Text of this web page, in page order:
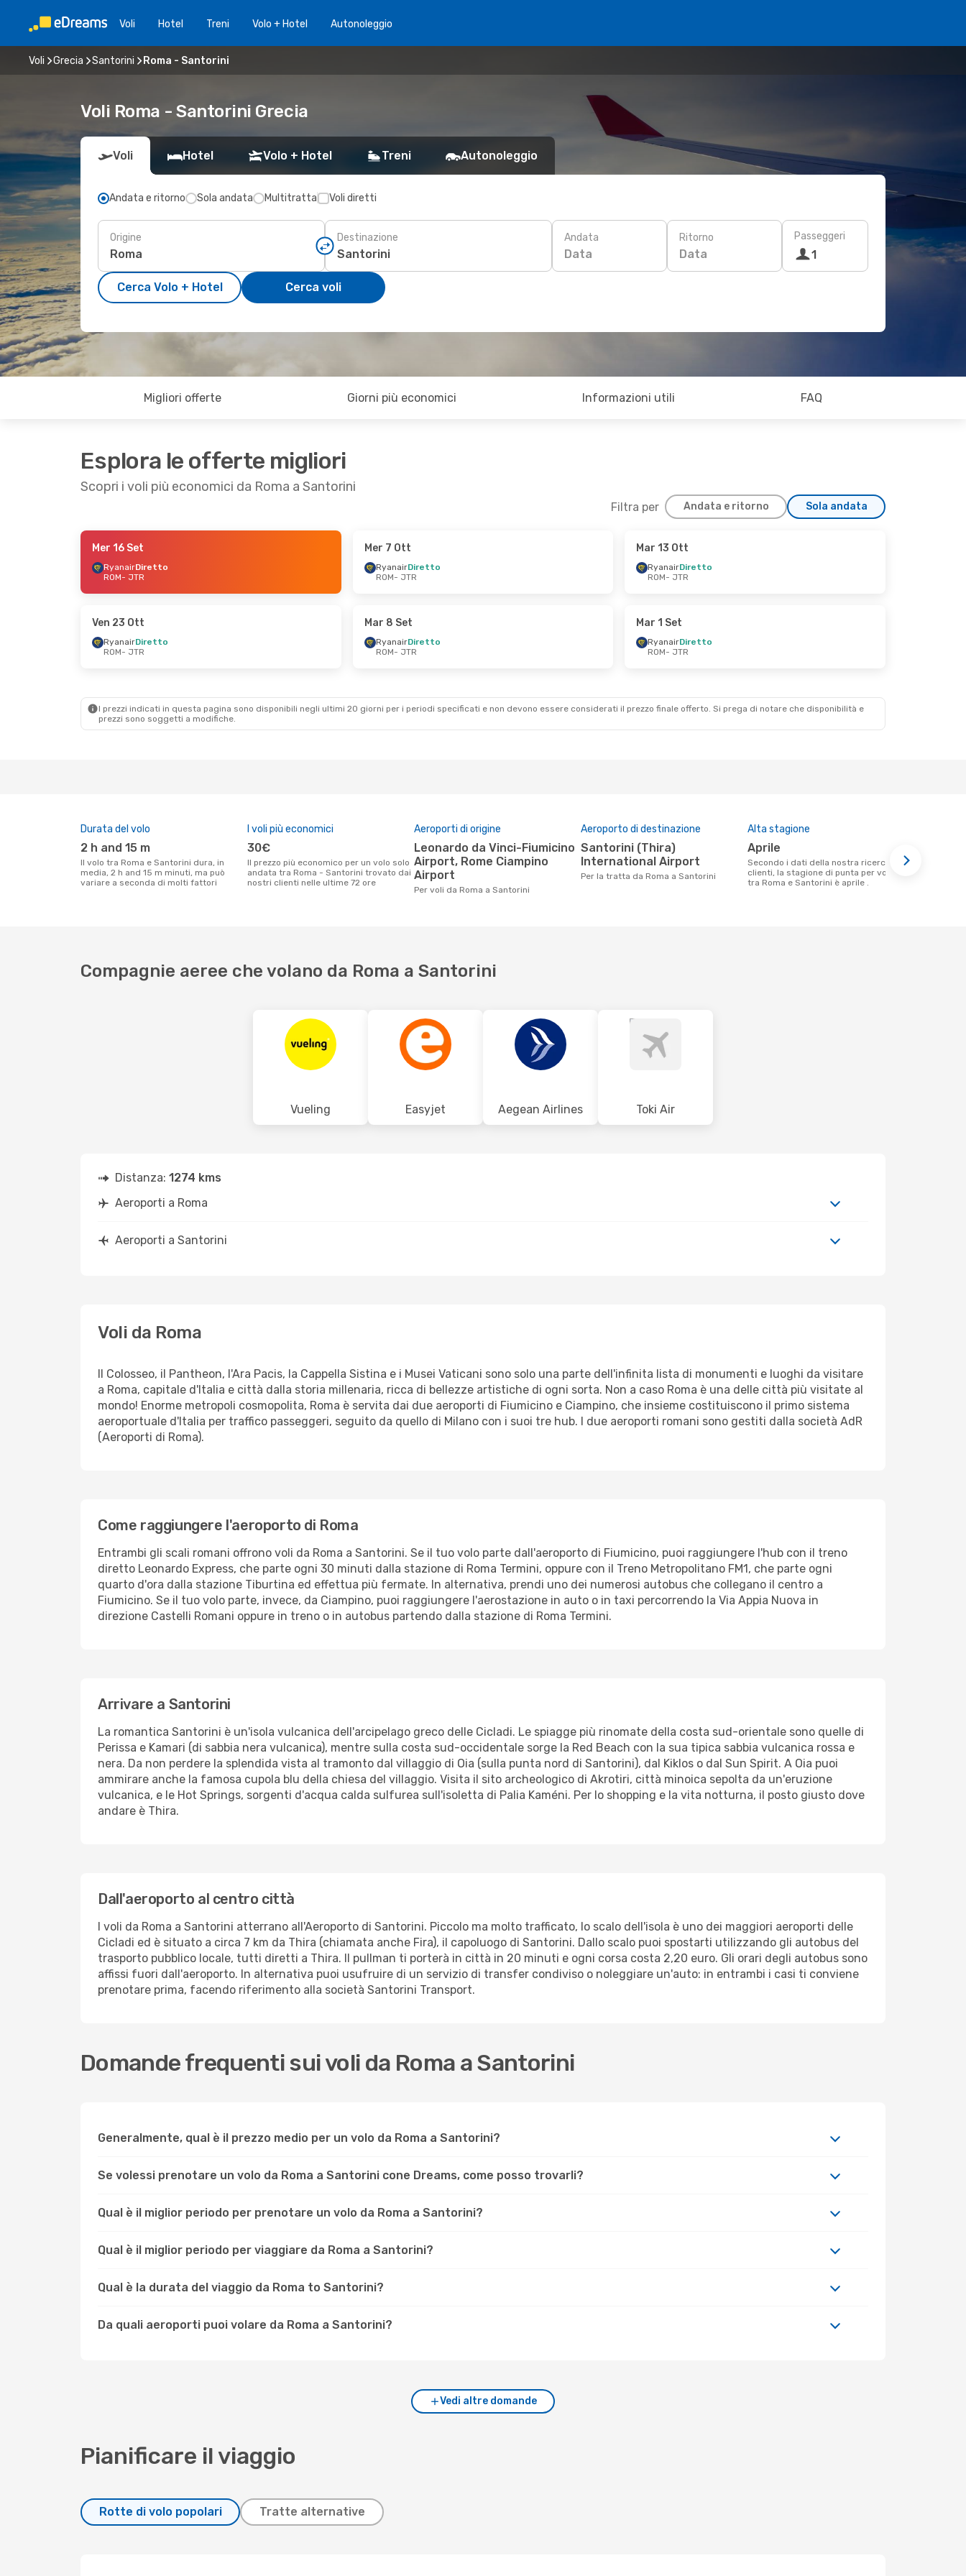
Voli Hotel Treni Volo + Hotel Autonoleggio
Voli Grecia Santorini Roma - Santorini
Voli Roma - Santorini Grecia
Voli Hotel Volo + Hotel Treni Autonoleggio
Andata e ritorno Sola andata Multitratta Voli diretti
Origine Destinazione Andata
Data
Ritorno
Data
Passeggeri
1
Cerca Volo + Hotel Cerca voli
Migliori offerte Giorni più economici Informazioni utili FAQ
Esplora le offerte migliori
Scopri i voli più economici da Roma a Santorini
Filtra per Andata e ritorno Sola andata
- Ven 16 Ott
- Gio 17 Set
JTR- ROM
JTR
Mer 16 Set
RyanairDiretto
ROM- JTR
Mer 7 Ott
RyanairDiretto
ROM- JTR
Mar 13 Ott
RyanairDiretto
ROM- JTR
Ven 23 Ott
RyanairDiretto
ROM- JTR
Mar 8 Set
RyanairDiretto
ROM- JTR
Mar 1 Set
RyanairDiretto
ROM- JTR
I prezzi indicati in questa pagina sono disponibili negli ultimi 20 giorni per i periodi specificati e non devono essere considerati il ​​prezzo finale offerto. Si prega di notare che disponibilità e
prezzi sono soggetti a modifiche.
Durata del volo
2 h and 15 m
Il volo tra Roma e Santorini dura, in
media, 2 h and 15 m minuti, ma può
variare a seconda di molti fattori
I voli più economici
30€
Il prezzo più economico per un volo solo
andata tra Roma - Santorini trovato dai
nostri clienti nelle ultime 72 ore
Aeroporti di origine
Leonardo da Vinci-Fiumicino
Airport, Rome Ciampino
Airport
Per voli da Roma a Santorini
Aeroporto di destinazione
Santorini (Thira)
International Airport
Per la tratta da Roma a Santorini
Alta stagione
aprile
Secondo i dati della nostra ricerca
clienti, la stagione di punta per volare
tra Roma e Santorini è aprile .
Compagnie aeree che volano da Roma a Santorini
Vueling Easyjet Aegean Airlines Toki Air
Distanza: 1274 kms
Aeroporti a Roma
Aeroporti a Santorini
Voli da Roma
Il Colosseo, il Pantheon, l'Ara Pacis, la Cappella Sistina e i Musei Vaticani sono solo una parte dell'infinita lista di monumenti e luoghi da visitare
a Roma, capitale d'Italia e città dalla storia millenaria, ricca di bellezze artistiche di ogni sorta. Non a caso Roma è una delle città più visitate al
mondo! Enorme metropoli cosmopolita, Roma è servita dai due aeroporti di Fiumicino e Ciampino, che insieme costituiscono il primo sistema
aeroportuale d'Italia per traffico passeggeri, seguito da quello di Milano con i suoi tre hub. I due aeroporti romani sono gestiti dalla società AdR
(Aeroporti di Roma).
Come raggiungere l'aeroporto di Roma
Entrambi gli scali romani offrono voli da Roma a Santorini. Se il tuo volo parte dall'aeroporto di Fiumicino, puoi raggiungere l'hub con il treno
diretto Leonardo Express, che parte ogni 30 minuti dalla stazione di Roma Termini, oppure con il Treno Metropolitano FM1, che parte ogni
quarto d'ora dalla stazione Tiburtina ed effettua più fermate. In alternativa, prendi uno dei numerosi autobus che collegano il centro a
Fiumicino. Se il tuo volo parte, invece, da Ciampino, puoi raggiungere l'aerostazione in auto o in taxi percorrendo la Via Appia Nuova in
direzione Castelli Romani oppure in treno o in autobus partendo dalla stazione di Roma Termini.
Arrivare a Santorini
La romantica Santorini è un'isola vulcanica dell'arcipelago greco delle Cicladi. Le spiagge più rinomate della costa sud-orientale sono quelle di
Perissa e Kamari (di sabbia nera vulcanica), mentre sulla costa sud-occidentale sorge la Red Beach con la sua tipica sabbia vulcanica rossa e
nera. Da non perdere la splendida vista al tramonto dal villaggio di Oia (sulla punta nord di Santorini), dal Kiklos o dal Sun Spirit. A Oia puoi
ammirare anche la famosa cupola blu della chiesa del villaggio. Visita il sito archeologico di Akrotiri, città minoica sepolta da un'eruzione
vulcanica, e le Hot Springs, sorgenti d'acqua calda sulfurea sull'isoletta di Palia Kaméni. Per lo shopping e la vita notturna, il posto giusto dove
andare è Thira.
Dall'aeroporto al centro città
I voli da Roma a Santorini atterrano all'Aeroporto di Santorini. Piccolo ma molto trafficato, lo scalo dell'isola è uno dei maggiori aeroporti delle
Cicladi ed è situato a circa 7 km da Thira (chiamata anche Fira), il capoluogo di Santorini. Dallo scalo puoi spostarti utilizzando gli autobus del
trasporto pubblico locale, tutti diretti a Thira. Il pullman ti porterà in città in 20 minuti e ogni corsa costa 2,20 euro. Gli orari degli autobus sono
affissi fuori dall'aeroporto. In alternativa puoi usufruire di un servizio di transfer condiviso o noleggiare un'auto: in entrambi i casi ti conviene
prenotare prima, facendo riferimento alla società Santorini Transport.
Domande frequenti sui voli da Roma a Santorini
Generalmente, qual è il prezzo medio per un volo da Roma a Santorini?
Se volessi prenotare un volo da Roma a Santorini cone Dreams, come posso trovarli?
Qual è il miglior periodo per prenotare un volo da Roma a Santorini?
Qual è il miglior periodo per viaggiare da Roma a Santorini?
Qual è la durata del viaggio da Roma to Santorini?
Da quali aeroporti puoi volare da Roma a Santorini?
Vedi altre domande
Pianificare il viaggio
Rotte di volo popolari Tratte alternative